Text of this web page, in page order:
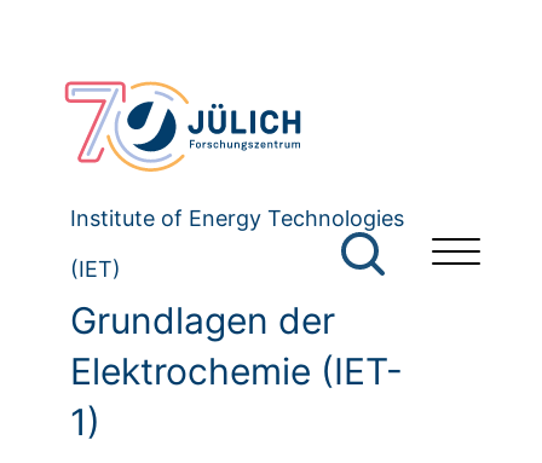
Institute of Energy Technologies
(IET)
Grundlagen der
Elektrochemie (IET-
1)